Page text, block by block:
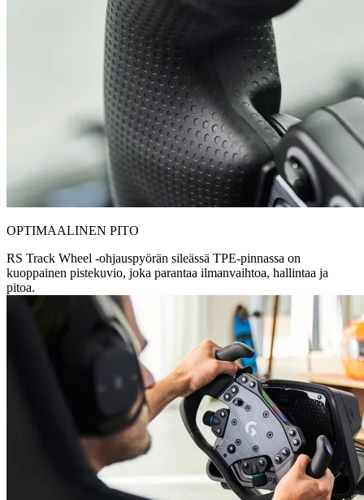
OPTIMAALINEN PITO
RS Track Wheel -ohjauspyörän sileässä TPE-pinnassa on
kuoppainen pistekuvio, joka parantaa ilmanvaihtoa, hallintaa ja
pitoa.